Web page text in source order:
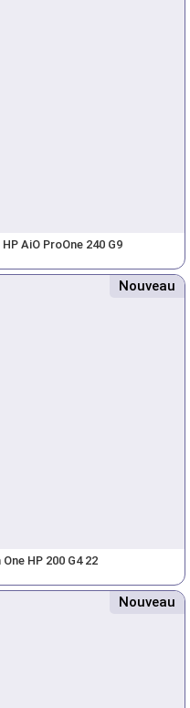
AiO ProOne 240 G9
Nouveau
HP 200 G4 22
Nouveau